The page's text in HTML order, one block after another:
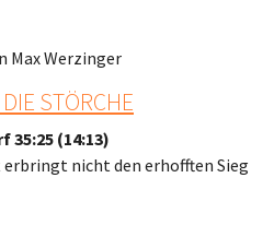
Max Werzinger
STÖRCHE
35:25 (14:13)
nicht den erhofften Sieg